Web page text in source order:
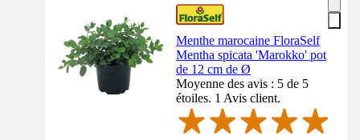
Menthe marocaine FloraSelf
Mentha spicata 'Marokko' pot
de 12 cm de Ø
Moyenne des avis : 5 de 5
étoiles. 1 Avis client.